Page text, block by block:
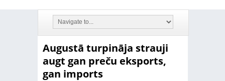
Augustā turpināja strauji
augt gan preču eksports,
gan imports